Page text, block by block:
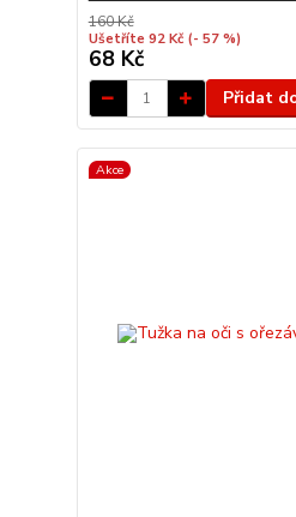
160 Kč
Ušetříte 92 Kč (- 57 %)
68 Kč
Přidat
Akce